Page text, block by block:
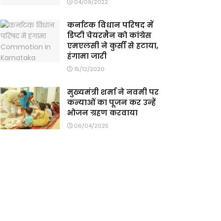
04/09/2022
कर्नाटक विधान परिषद में
डिप्टी चेयरमैन को कांग्रेस
एमएलसी ने कुर्सी से हटाया,
हंगामा जारी
15/12/2020
मुख्यमंत्री शर्मा ने नवमी पर
कन्याओं का पूजन कर उन्हें
भोजन ग्रहण करवाया
06/04/2025